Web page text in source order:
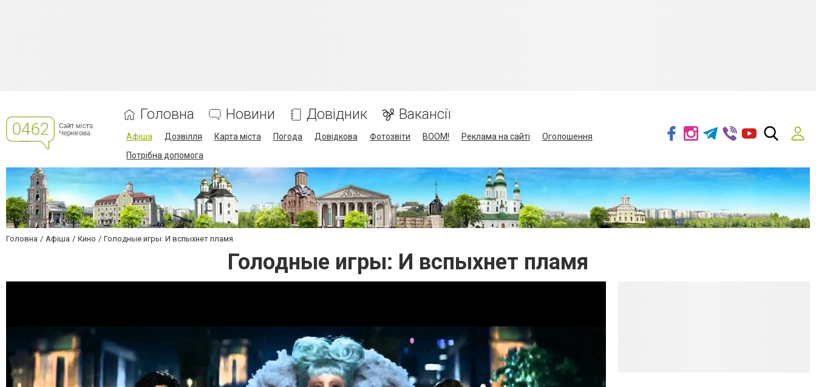
Головна Новини Довідник Вакансії
Афіша Дозвілля Карта міста Погода Довідкова Фотозвіти BOOM! Реклама на сайті
Оголошення
Потрібна допомога
Головна Афіша Кино Голодные игры: И вспыхнет пламя
Голодные игры: И вспыхнет пламя